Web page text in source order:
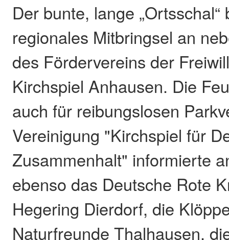
Der bunte, lange
regionales Mitbringsel an
des Fördervereins der
Kirchspiel Anhausen. Die
auch für reibungslosen
Vereinigung "Kirchspiel für
Zusammenhalt" informierte
ebenso das Deutsche Rote
Hegering Dierdorf, die
Naturfreunde Thalhausen,